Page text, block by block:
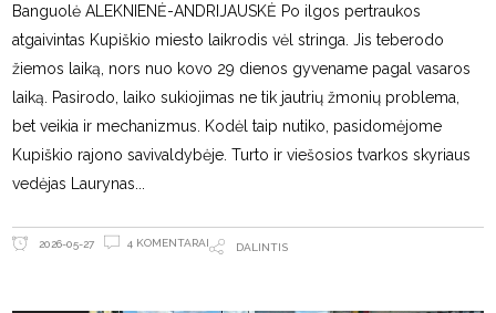
Banguolė ALEKNIENĖ-ANDRIJAUSKĖ Po ilgos pertraukos
atgaivintas Kupiškio miesto laikrodis vėl stringa. Jis teberodo
žiemos laiką, nors nuo kovo 29 dienos gyvename pagal vasaros
laiką. Pasirodo, laiko sukiojimas ne tik jautrių žmonių problema,
bet veikia ir mechanizmus. Kodėl taip nutiko, pasidomėjome
Kupiškio rajono savivaldybėje. Turto ir viešosios tvarkos skyriaus
vedėjas Laurynas
2026-05-27 4 KOMENTARAI DALINTIS